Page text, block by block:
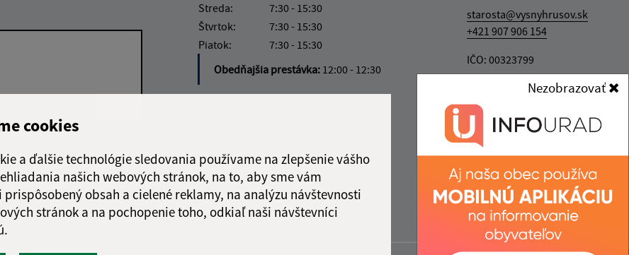
cookies
a ďalšie technológie sledovania používame na zlepšenie vášho
našich webových stránok, na to, aby sme vám
obsah a cielené reklamy, na analýzu návštevnosti
stránok a na pochopenie toho, odkiaľ naši návštevníci
Nezobrazovať
Google reCaptcha Response
Odoslať správu
Streda:
7:30 - 15:30
Štvrtok:
7:30 - 15:30
Piatok:
7:30 - 15:30
Obedňajšia prestávka: 12:00 - 12:30
starosta@vysnyhrusov.sk
+421 907 906 154
IČO: 00323799